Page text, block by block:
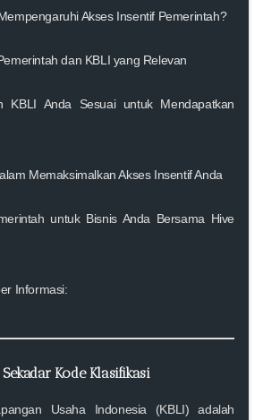
Akses Insentif Pemerintah?
dan KBLI yang Relevan
KBLI Anda Sesuai untuk Mendapatkan
Memaksimalkan Akses Insentif Anda
untuk Bisnis Anda Bersama Hive
Informasi:
Kode Klasifikasi
Usaha Indonesia (KBLI) adalah